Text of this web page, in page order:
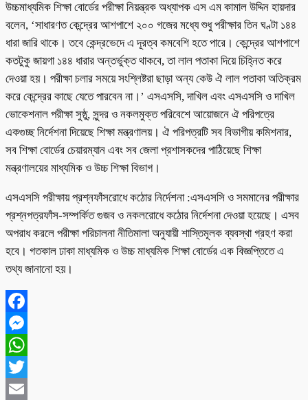
উচ্চমাধ্যমিক শিক্ষা বোর্ডের পরীক্ষা নিয়ন্ত্রক অধ্যাপক এস এম কামাল উদ্দিন হায়দার
বলেন, ‘সাধারণত কেন্দ্রের আশপাশে ২০০ গজের মধ্যে শুধু পরীক্ষার তিন ঘণ্টা ১৪৪
ধারা জারি থাকে। তবে কেন্দ্রভেদে এ দূরত্ব কমবেশি হতে পারে। কেন্দ্রের আশপাশে
কতটুকু জায়গা ১৪৪ ধারার অন্তর্ভুক্ত থাকবে, তা লাল পতাকা দিয়ে চিহ্নিত করে
দেওয়া হয়। পরীক্ষা চলার সময়ে সংশ্লিষ্টরা ছাড়া অন্য কেউ ঐ লাল পতাকা অতিক্রম
করে কেন্দ্রের কাছে যেতে পারবেন না।’ এসএসসি, দাখিল এবং এসএসসি ও দাখিল
ভোকেশনাল পরীক্ষা সুষ্ঠু, সুন্দর ও নকলমুক্ত পরিবেশে আয়োজনে ঐ পরিপত্রে
একগুচ্ছ নির্দেশনা দিয়েছে শিক্ষা মন্ত্রণালয়। ঐ পরিপত্রটি সব বিভাগীয় কমিশনার,
সব শিক্ষা বোর্ডের চেয়ারম্যান এবং সব জেলা প্রশাসকদের পাঠিয়েছে শিক্ষা
মন্ত্রণালয়ের মাধ্যমিক ও উচ্চ শিক্ষা বিভাগ।
এসএসসি পরীক্ষায় প্রশ্নফাঁসরোধে কঠোর নির্দেশনা :এসএসসি ও সমমানের পরীক্ষার
প্রশ্নপত্রফাঁস-সম্পর্কিত গুজব ও নকলরোধে কঠোর নির্দেশনা দেওয়া হয়েছে। এসব
অপরাধ করলে পরীক্ষা পরিচালনা নীতিমালা অনুযায়ী শাস্তিমূলক ব্যবস্থা গ্রহণ করা
হবে। গতকাল ঢাকা মাধ্যমিক ও উচ্চ মাধ্যমিক শিক্ষা বোর্ডের এক বিজ্ঞপ্তিতে এ
তথ্য জানানো হয়।
Facebook
Messenger
WhatsApp
Twitter